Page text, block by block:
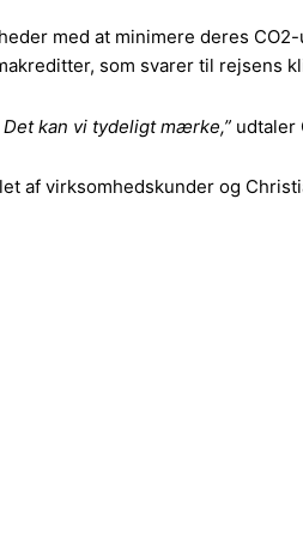
med at minimere deres
som svarer til rejsens
kan vi tydeligt mærke,” udtaler
af virksomhedskunder og